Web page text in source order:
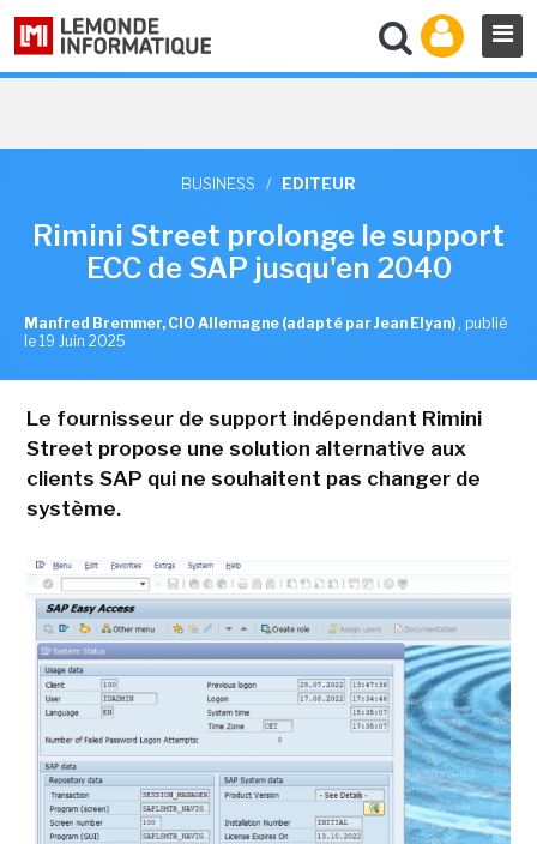
BUSINESS / EDITEUR
Rimini Street prolonge le support
ECC de SAP jusqu'en 2040
Manfred Bremmer, CIO Allemagne (adapté par Jean Elyan) , publié
le 19 Juin 2025
Le fournisseur de support indépendant Rimini
Street propose une solution alternative aux
clients SAP qui ne souhaitent pas changer de
système.